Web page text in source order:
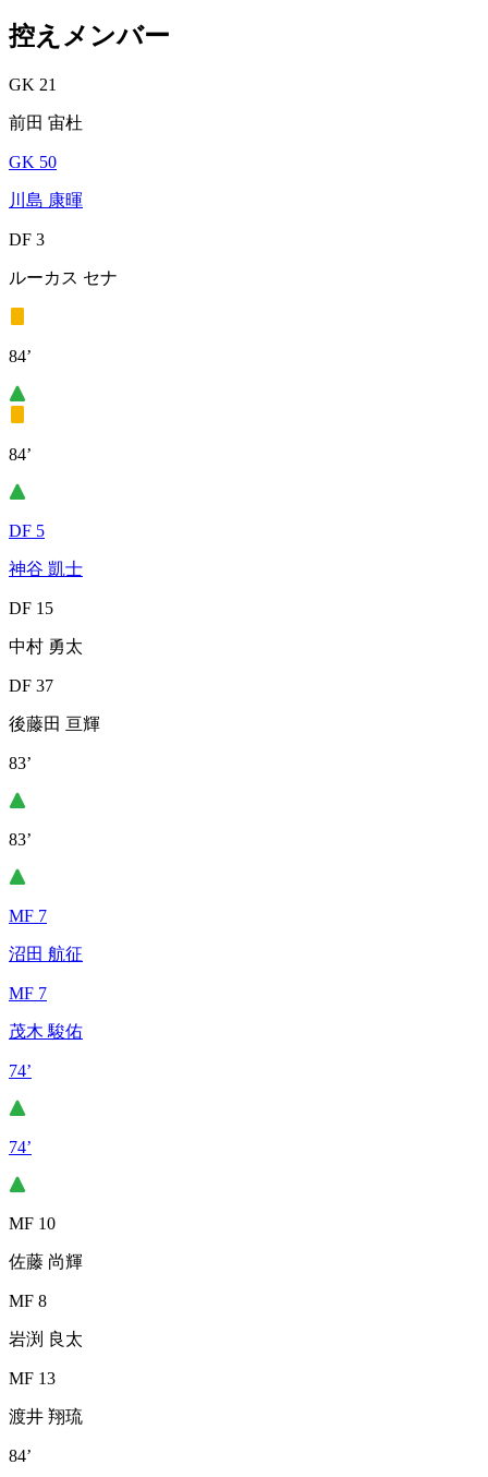
控えメンバー
GK 21
前田 宙杜
GK 50
川島 康暉
DF 3
ルーカス セナ
84’
84’
DF 5
神谷 凱士
DF 15
中村 勇太
DF 37
後藤田 亘輝
83’
83’
MF 7
沼田 航征
MF 7
茂木 駿佑
74’
74’
MF 10
佐藤 尚輝
MF 8
岩渕 良太
MF 13
渡井 翔琉
84’